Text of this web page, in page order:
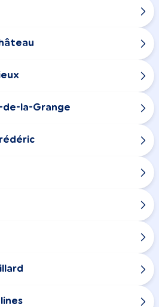
de-la-Grange